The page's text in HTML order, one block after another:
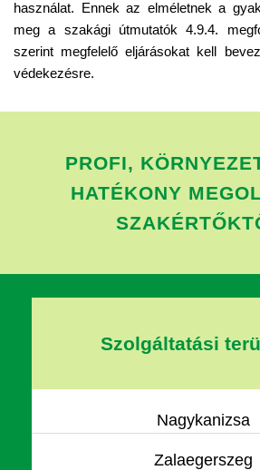
használat. Ennek az elméletnek a
meg a szakági útmutatók 4.9.4.
szerint megfelelő eljárásokat kell
védekezésre.
PROFI,
HATÉKONY
Szolgáltatási
Nagykanizsa
Zalaegerszeg